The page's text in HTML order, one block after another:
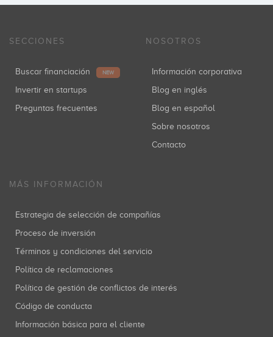
SECCIONES
Buscar financiación NEW
Invertir en startups
Preguntas frecuentes
NOSOTROS
Información corporativa
Blog en inglés
Blog en español
Sobre nosotros
Contacto
MÁS INFORMACIÓN
Estrategia de selección de compañías
Proceso de inversión
Términos y condiciones del servicio
Política de reclamaciones
Política de gestión de conflictos de interés
Código de conducta
Información básica para el cliente